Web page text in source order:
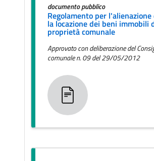
documento pubblico
Regolamento per l'alienazione
la locazione dei beni immobili
proprietà comunale
Approvato con deliberazione del
comunale n. 09 del 29/05/2012